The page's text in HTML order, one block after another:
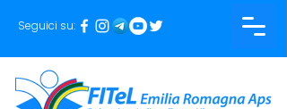
Seguici su: